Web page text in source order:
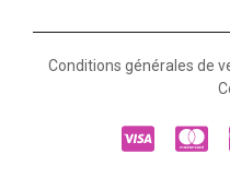
Conditions générales de